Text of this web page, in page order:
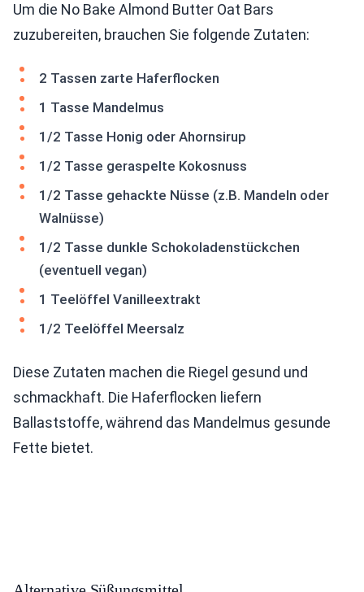
Um die No Bake Almond Butter Oat Bars
zuzubereiten, brauchen Sie folgende Zutaten:
2 Tassen zarte Haferflocken
1 Tasse Mandelmus
1/2 Tasse Honig oder Ahornsirup
1/2 Tasse geraspelte Kokosnuss
1/2 Tasse gehackte Nüsse (z.B. Mandeln oder
Walnüsse)
1/2 Tasse dunkle Schokoladenstückchen
(eventuell vegan)
1 Teelöffel Vanilleextrakt
1/2 Teelöffel Meersalz
Diese Zutaten machen die Riegel gesund und
schmackhaft. Die Haferflocken liefern
Ballaststoffe, während das Mandelmus gesunde
Fette bietet.